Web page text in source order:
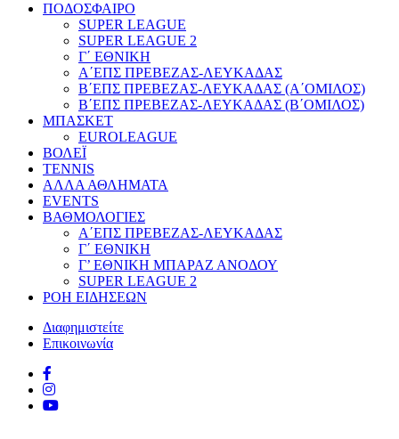
ΠΟΔΟΣΦΑΙΡΟ
SUPER LEAGUE
SUPER LEAGUE 2
Γ΄ ΕΘΝΙΚΗ
Α΄ΕΠΣ ΠΡΕΒΕΖΑΣ-ΛΕΥΚΑΔΑΣ
Β΄ΕΠΣ ΠΡΕΒΕΖΑΣ-ΛΕΥΚΑΔΑΣ (Α΄ΟΜΙΛΟΣ)
Β΄ΕΠΣ ΠΡΕΒΕΖΑΣ-ΛΕΥΚΑΔΑΣ (Β΄ΟΜΙΛΟΣ)
ΜΠΑΣΚΕΤ
EUROLEAGUE
ΒΟΛΕΪ
TENNIS
ΑΛΛΑ ΑΘΛΗΜΑΤΑ
EVENTS
ΒΑΘΜΟΛΟΓΙΕΣ
Α΄ΕΠΣ ΠΡΕΒΕΖΑΣ-ΛΕΥΚΑΔΑΣ
Γ΄ ΕΘΝΙΚΗ
Γ’ ΕΘΝΙΚΗ ΜΠΑΡΑΖ ΑΝΟΔΟΥ
SUPER LEAGUE 2
ΡΟΗ ΕΙΔΗΣΕΩΝ
Διαφημιστείτε
Επικοινωνία